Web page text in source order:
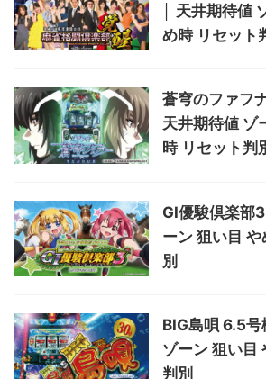
│ 天井期待値
め時 リセット
蒼穹のファフ
天井期待値 ゾ
時 リセット判
GⅠ優駿倶楽部
ーン 狙い目
別
BIG島唄 6.5
ゾーン 狙い目
判別